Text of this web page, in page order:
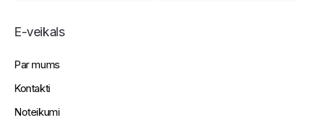
E-veikals
Par mums
Kontakti
Noteikumi